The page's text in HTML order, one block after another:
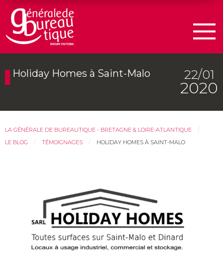
Holiday Homes à Saint-Malo 22/01
2020
LA GÉNÉRALE DE BUREAUTIQUE - BRETAGNE & LOIRE-ATLANTIQUE
LE BLOG
TÉMOIGNAGES HOLIDAY HOMES À SAINT-MALO